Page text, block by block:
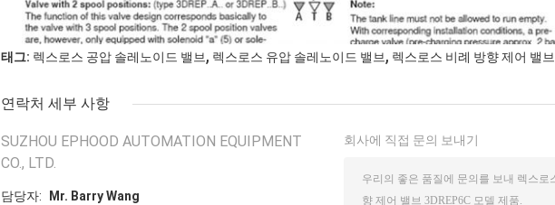
태그: 렉스로스 공압 솔레노이드 밸브, 렉스로스 유압 솔레노이드 밸브, 렉스로스 비례 방향 제어 밸브
연락처 세부 사항
SUZHOU EPHOOD AUTOMATION EQUIPMENT
CO., LTD.
담당자:
Mr. Barry Wang
회사에 직접 문의 보내기